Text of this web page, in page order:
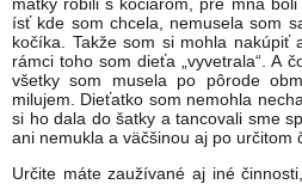
ísť kde som chcela, nemusela som
kočíka. Takže som si mohla nakúpiť
rámci toho som dieťa „vyvetrala“. A
všetky som musela po pôrode
milujem. Dieťatko som nemohla
si ho dala do šatky a tancovali sme
ani nemukla a väčšinou aj po určitom
Určite máte zaužívané aj iné